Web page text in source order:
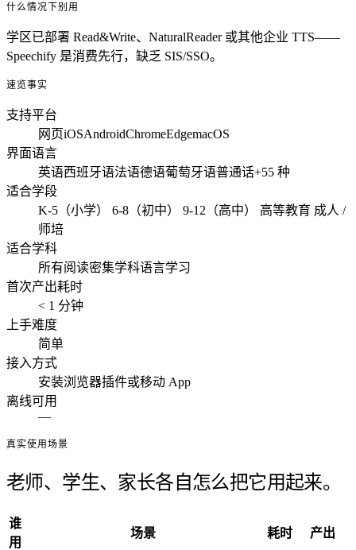
什么情况下别用
学区已部署 Read&Write、NaturalReader 或其他企业 TTS——
Speechify 是消费先行，缺乏 SIS/SSO。
速览事实
支持平台
网页iOSAndroidChromeEdgemacOS
界面语言
英语西班牙语法语德语葡萄牙语普通话+55 种
适合学段
K-5（小学） 6-8（初中） 9-12（高中） 高等教育 成人 /
师培
适合学科
所有阅读密集学科语言学习
首次产出耗时
< 1 分钟
上手难度
简单
接入方式
安装浏览器插件或移动 App
离线可用
—
真实使用场景
老师、学生、家长各自怎么把它用起来。
谁
用
场景 耗时 产出